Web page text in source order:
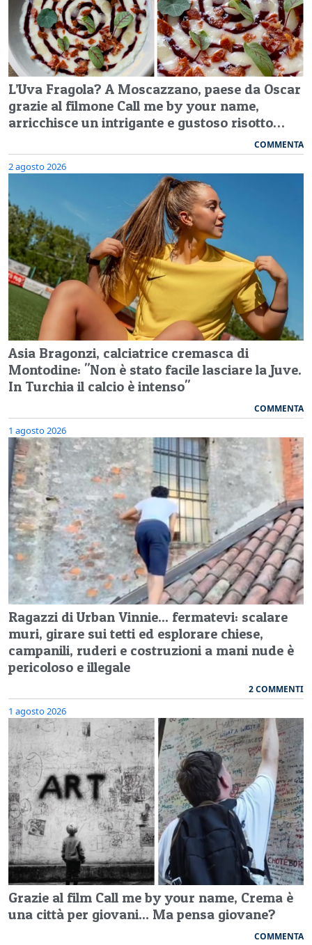
L’Uva Fragola? A Moscazzano, paese da Oscar
grazie al filmone Call me by your name,
arricchisce un intrigante e gustoso risotto…
COMMENTA
2 agosto 2026
Asia Bragonzi, calciatrice cremasca di
Montodine: "Non è stato facile lasciare la Juve.
In Turchia il calcio è intenso"
COMMENTA
1 agosto 2026
Ragazzi di Urban Vinnie... fermatevi: scalare
muri, girare sui tetti ed esplorare chiese,
campanili, ruderi e costruzioni a mani nude è
pericoloso e illegale
2 COMMENTI
1 agosto 2026
Grazie al film Call me by your name, Crema è
una città per giovani... Ma pensa giovane?
COMMENTA